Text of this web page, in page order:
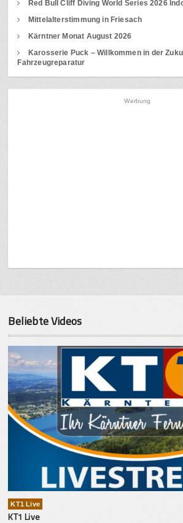
Red Bull Cliff Diving World Series 2026
Mittelalterstimmung in Friesach
Kärntner Monat August 2026
Karosserie Puck – Willkommen in der
Fahrzeugreparatur
Werbung
Beliebte Videos
KT1 Live
KT1 Live